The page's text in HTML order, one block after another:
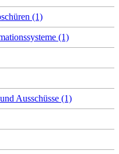
(1)
(1)
Ausschüsse (1)